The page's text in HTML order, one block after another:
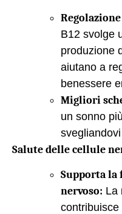
B12 svolge
produzione
aiutano a
benessere
Migliori
un sonno
Salute delle cellule
Supporta la
nervoso: La